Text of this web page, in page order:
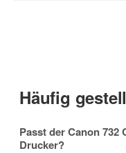
Häufig
Passt der Canon 732
Drucker?